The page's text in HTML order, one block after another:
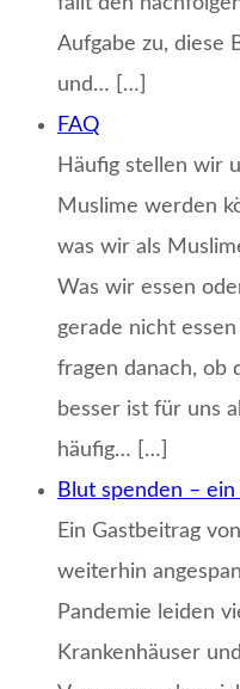
Aufgabe zu, diese
und… […]
FAQ
Häufig stellen wir
Muslime werden
was wir als
Was wir essen
gerade nicht
fragen danach, ob
besser ist für uns
häufig… […]
Blut spenden –
Ein Gastbeitrag
weiterhin
Pandemie leiden
Krankenhäuser